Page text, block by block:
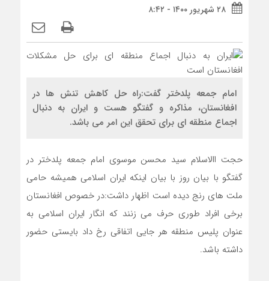
۲۸ شهریور ۱۴۰۰ - ۸:۴۲
امام جمعه پلدختر گفت:راه حل کاهش تنش ها در
افغانستان، مذاکره و گفتگو هست و ایران به دنبال
اجماع منطقه ای برای تحقق این امر می باشد.
حجت االاسلام سید محسن موسوی امام جمعه پلدختر در
گفتگو با بیان روز با بیان اینکه ایران اسلامی همیشه حامی
ملت های رنج دیده است اظهار داشت:در خصوص افغانستان
برخی افراد طوری حرف می زنند که انگار ایران اسلامی به
عنوان پلیس منطقه هر جایی اتفاقی رخ داد بایستی حضور
داشته باشد.